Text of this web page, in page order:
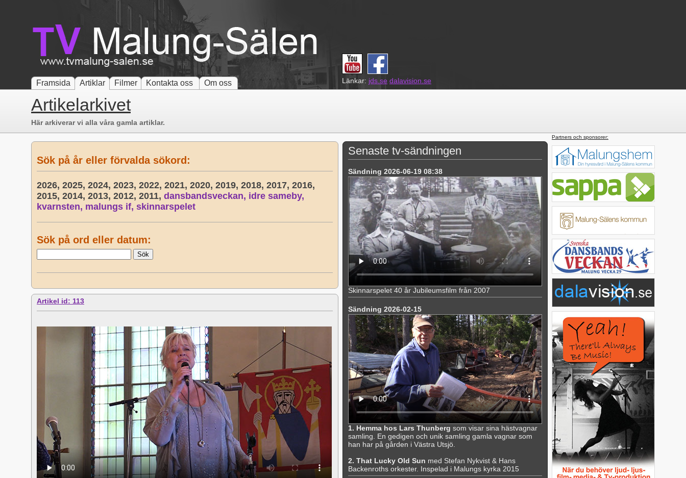
Framsida Artiklar Filmer Kontakta oss Om oss Länkar: jds.se dalavision.se
Artikelarkivet
Här arkiverar vi alla våra gamla artiklar.
Sök på år eller förvalda sökord:
2026, 2025, 2024, 2023, 2022, 2021, 2020, 2019, 2018, 2017, 2016,
2015, 2014, 2013, 2012, 2011, dansbandsveckan, idre sameby,
kvarnsten, malungs if, skinnarspelet
Sök på ord eller datum:
Artikel id: 113
Senaste tv-sändningen
Sändning 2026-06-19 08:38
Skinnarspelet 40 år Jubileumsfilm från 2007
Sändning 2026-02-15
1. Hemma hos Lars Thunberg som visar sina hästvagnar
samling. En gedigen och unik samling gamla vagnar som
han har på gården i Västra Utsjö.
2. That Lucky Old Sun med Stefan Nykvist & Hans
Backenroths orkester. Inspelad i Malungs kyrka 2015
Partners och sponsorer: